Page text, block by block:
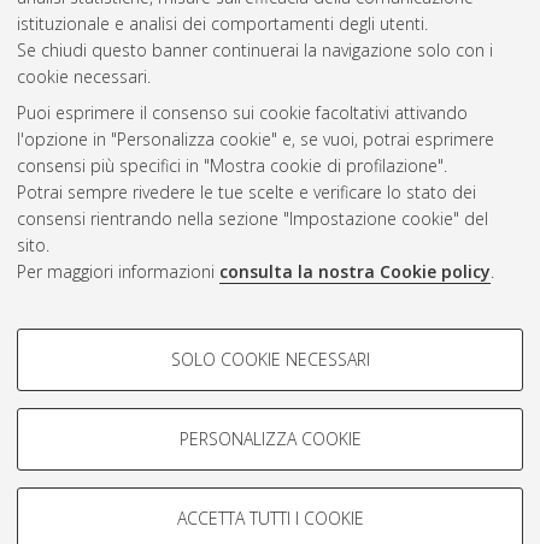
istituzionale e analisi dei comportamenti degli utenti.
Se chiudi questo banner continuerai la navigazione solo con i
cookie necessari.
Puoi esprimere il consenso sui cookie facoltativi attivando
l'opzione in "Personalizza cookie" e, se vuoi, potrai esprimere
consensi più specifici in "Mostra cookie di profilazione".
Potrai sempre rivedere le tue scelte e verificare lo stato dei
consensi rientrando nella sezione "Impostazione cookie" del
sito.
Per maggiori informazioni consulta la nostra Cookie policy.
COOKIE DI PROFILAZIONE -
Si tratta di cookie utilizzati per analizzare le caratteristiche della
navigazione degli utenti, creare profili in base al loro comportamento
Mostra cookie di profilazione
SOLO COOKIE NECESSARI
PERSONALIZZA COOKIE
ACCETTA TUTTI I COOKIE
Atom
Rss 1.0
Rss 2.0
ISSN: 2038-7946
Impostazioni Cookie
Informativa sulla privacy
Condizioni d’uso del sito